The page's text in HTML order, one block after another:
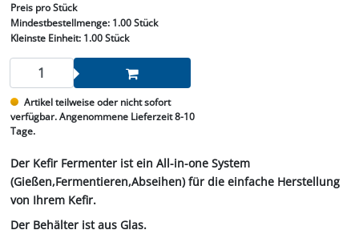
Preis pro Stück
Mindestbestellmenge: 1.00 Stück
Kleinste Einheit:1.00 Stück
Artikel teilweise oder nicht sofort
verfügbar. Angenommene Lieferzeit 8-10
Tage.
Der Kefir Fermenter ist ein All-in-one System
(Gießen,Fermentieren,Abseihen) für die einfache Herstellung
von Ihrem Kefir.
Der Behälter ist aus Glas.